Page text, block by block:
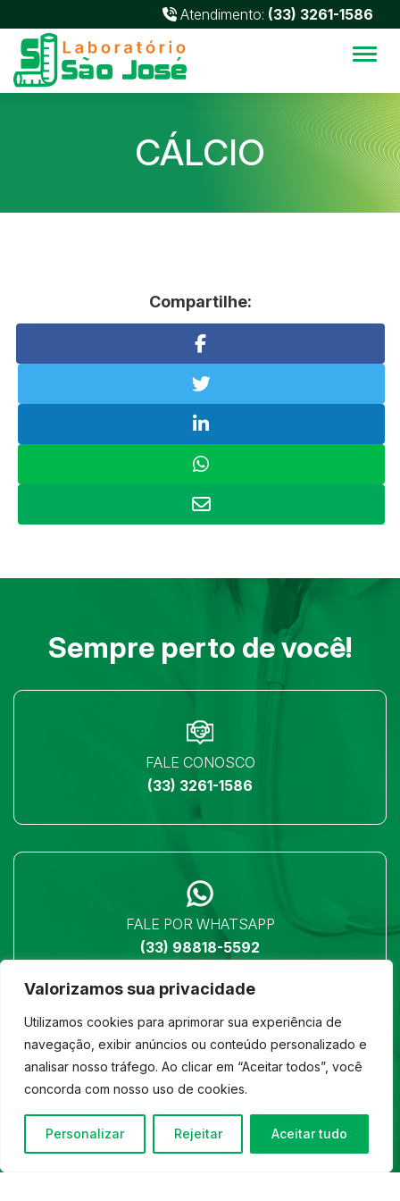
Valorizamos sua privacidade
Utilizamos cookies para aprimorar sua experiência de
navegação, exibir anúncios ou conteúdo personalizado e
analisar nosso tráfego. Ao clicar em “Aceitar todos”, você
concorda com nosso uso de cookies.
Personalizar Rejeitar Aceitar tudo
Atendimento: (33) 3261-1586
CÁLCIO
Compartilhe:
Sempre perto de você!
FALE CONOSCO
(33) 3261-1586
FALE POR WHATSAPP
(33) 98818-5592
LOCALIZAÇÃO